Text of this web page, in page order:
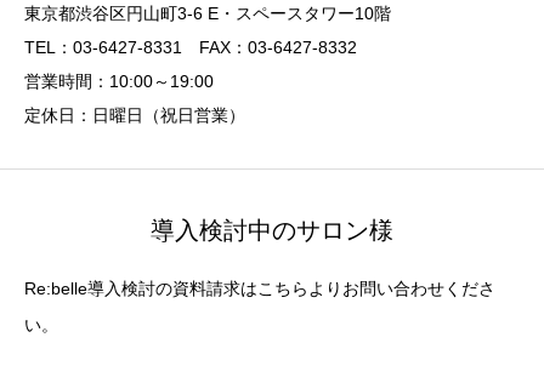
東京都渋谷区円山町3-6 E・スペースタワー10階
TEL：03-6427-8331 FAX：03-6427-8332
営業時間：10:00～19:00
定休日：日曜日（祝日営業）
導入検討中のサロン様
Re:belle導入検討の資料請求はこちらよりお問い合わせくださ
い。